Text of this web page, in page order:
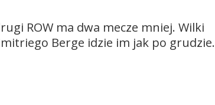
ROW ma dwa mecze mniej. Wilki
Berge idzie im jak po grudzie.